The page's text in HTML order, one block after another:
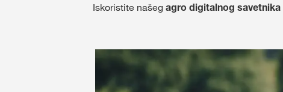
Iskoristite našeg agro digitalnog savetnika